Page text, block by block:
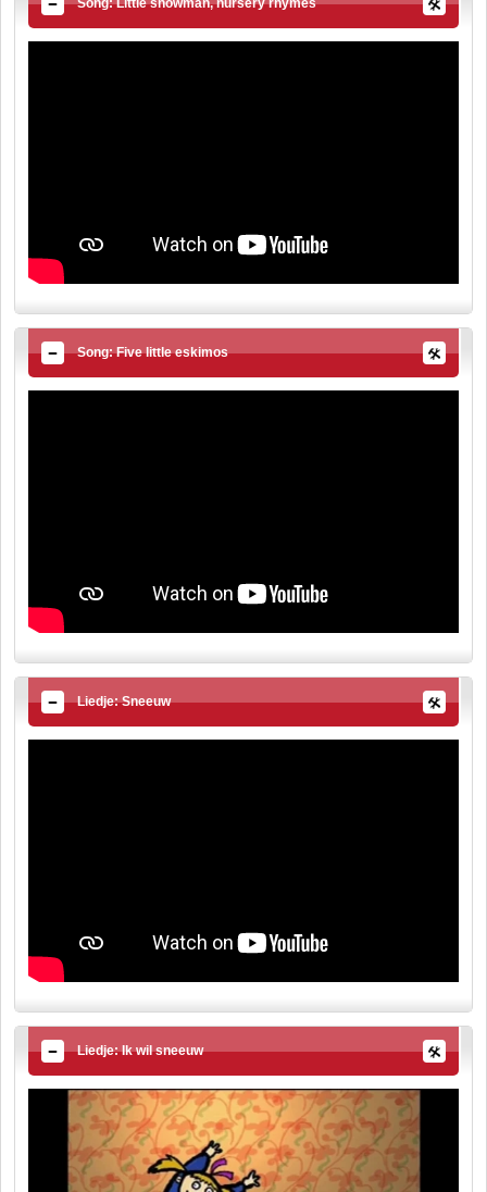
Song: Little snowman, nursery rhymes
Song: Five little eskimos
Liedje: Sneeuw
Liedje: Ik wil sneeuw